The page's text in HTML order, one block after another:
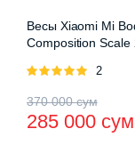
Весы Xiaomi Mi
Composition Scale
Оценка
2
370 000сум
285 000 сум